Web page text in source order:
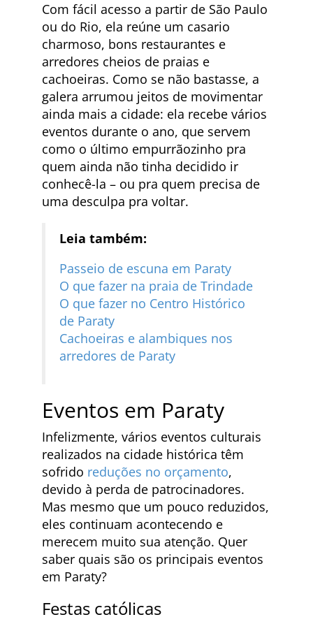
Com fácil acesso a partir de São Paulo
ou do Rio, ela reúne um casario
charmoso, bons restaurantes e
arredores cheios de praias e
cachoeiras. Como se não bastasse, a
galera arrumou jeitos de movimentar
ainda mais a cidade: ela recebe vários
eventos durante o ano, que servem
como o último empurrãozinho pra
quem ainda não tinha decidido ir
conhecê-la – ou pra quem precisa de
uma desculpa pra voltar.
Leia também:
Passeio de escuna em Paraty
O que fazer na praia de Trindade
O que fazer no Centro Histórico
de Paraty
Cachoeiras e alambiques nos
arredores de Paraty
Eventos em Paraty
Infelizmente, vários eventos culturais
realizados na cidade histórica têm
sofrido reduções no orçamento,
devido à perda de patrocinadores.
Mas mesmo que um pouco reduzidos,
eles continuam acontecendo e
merecem muito sua atenção. Quer
saber quais são os principais eventos
em Paraty?
Festas católicas